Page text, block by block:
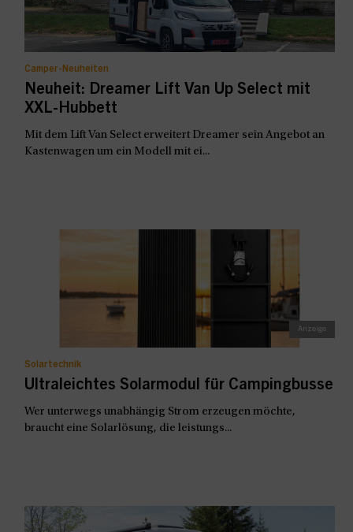
Camper-Neuheiten
Neuheit: Dreamer Lift Van Up Select mit
XXL-Hubbett
Mit dem Lift Van Select erweitert Dreamer sein Angebot an
Kastenwagen um ein Modell mit ei...
Solartechnik
Ultraleichtes Solarmodul für Campingbusse
Wer unterwegs unabhängig Strom erzeugen möchte,
braucht eine Solarlösung, die leistungs...